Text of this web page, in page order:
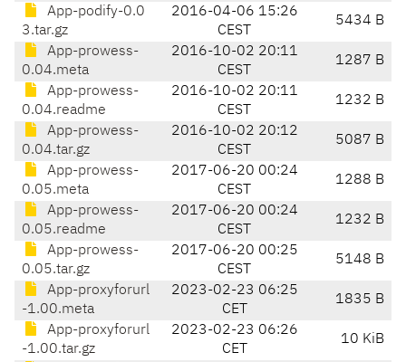
App-podify-0.0
3.tar.gz
2016-04-06 15:26
CEST
5434 B
App-prowess-
0.04.meta
2016-10-02 20:11
CEST
1287 B
App-prowess-
0.04.readme
2016-10-02 20:11
CEST
1232 B
App-prowess-
0.04.tar.gz
2016-10-02 20:12
CEST
5087 B
App-prowess-
0.05.meta
2017-06-20 00:24
CEST
1288 B
App-prowess-
0.05.readme
2017-06-20 00:24
CEST
1232 B
App-prowess-
0.05.tar.gz
2017-06-20 00:25
CEST
5148 B
App-proxyforurl
-1.00.meta
2023-02-23 06:25
CET
1835 B
App-proxyforurl
-1.00.tar.gz
2023-02-23 06:26
CET
10 KiB